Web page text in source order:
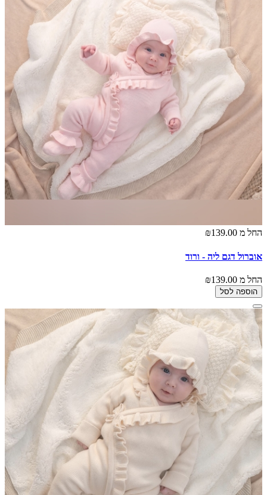
החל מ ₪139.00
אוברול דגם ליה - ורוד
החל מ ₪139.00
הוספה לסל